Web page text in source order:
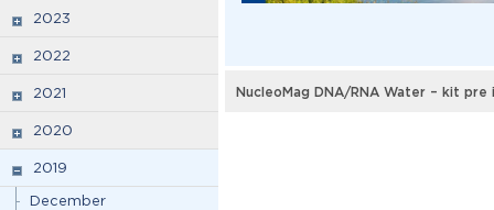
2023
2022
2021
2020
2019
December
NucleoMag DNA/RNA Water – kit